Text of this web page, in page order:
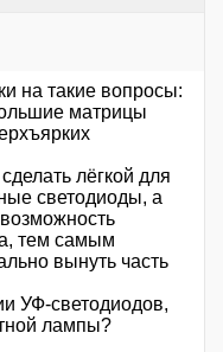
на такие вопросы:
матрицы
лёгкой для
светодиоды, а
тем самым
вынуть часть
УФ-светодиодов,
лампы?